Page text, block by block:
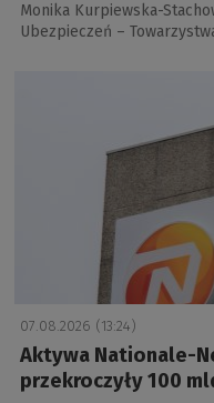
Monika Kurpiewska-
Ubezpieczeń –
07.08.2026 (13:24)
Aktywa Nationale-
przekroczyły 100